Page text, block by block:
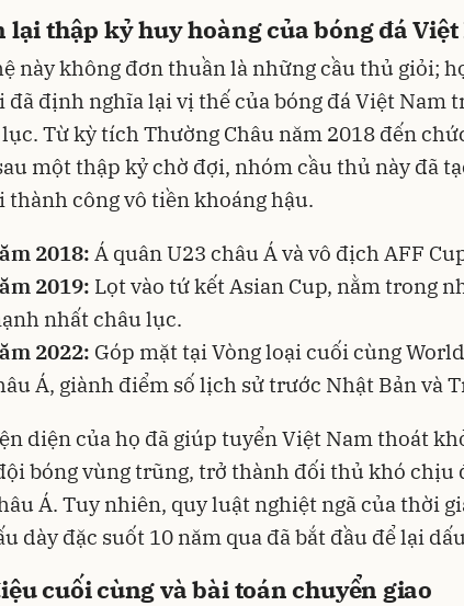
lại thập kỷ huy hoàng của bóng đá Việt
này không đơn thuần là những cầu thủ giỏi;
đã định nghĩa lại vị thế của bóng đá Việt Nam
Từ kỳ tích Thường Châu năm 2018 đến
một thập kỷ chờ đợi, nhóm cầu thủ này đã
thành công vô tiền khoáng hậu.
2018: Á quân U23 châu Á và vô địch AFF
2019: Lọt vào tứ kết Asian Cup, nằm trong
nhất châu lục.
2022: Góp mặt tại Vòng loại cuối cùng
Á, giành điểm số lịch sử trước Nhật Bản và
diện của họ đã giúp tuyển Việt Nam thoát
bóng vùng trũng, trở thành đối thủ khó chịu
Á. Tuy nhiên, quy luật nghiệt ngã của thời
dày đặc suốt 10 năm qua đã bắt đầu để lại
cuối cùng và bài toán chuyển giao